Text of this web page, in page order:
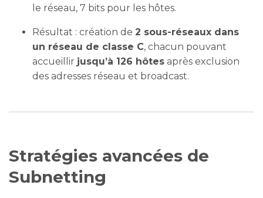
le réseau, 7 bits pour les hôtes.
Résultat : création de 2 sous-réseaux dans
un réseau de classe C, chacun pouvant
accueillir jusqu’à 126 hôtes après exclusion
des adresses réseau et broadcast.
Stratégies avancées de
Subnetting